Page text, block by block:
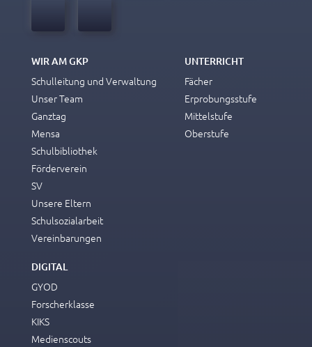
WIR AM GKP
Schulleitung und Verwaltung
Unser Team
Ganztag
Mensa
Schulbibliothek
Förderverein
SV
Unsere Eltern
Schulsozialarbeit
Vereinbarungen
UNTERRICHT
Fächer
Erprobungsstufe
Mittelstufe
Oberstufe
DIGITAL
GYOD
Forscherklasse
KIKS
Medienscouts